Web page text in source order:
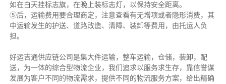
如在白天挂标志旗，在晚上装标志灯，以保持安全距离。
⑤后，运输费用要合理商定，注意查看有无增项或者隐形消费，其
中运输发生的护送、道路改造、清障、装卸等费用，由托运人负
担。
好运吉通供应链公司是集大件运输，整车运输，仓储，装卸，配
送，为一体的综合型物流企业，我们追求以服务求生存，靠信誉谋
发展为客户不同的物流需求，提供不同的物流服务方案，给出精确